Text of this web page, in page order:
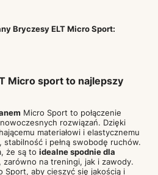
Bryczesy ELT Micro Sport:
Micro sport to najlepszy
Micro Sport to połączenie
rozwiązań. Dzięki
materiałowi i elastycznemu
i pełną swobodę ruchów.
że są to idealne spodnie dla
, zarówno na treningi, jak i zawody.
Sport, aby cieszyć się jakością i